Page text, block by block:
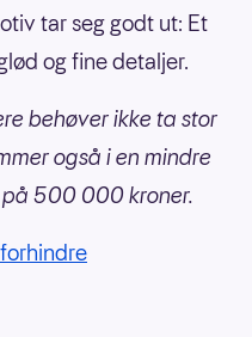
tar seg godt ut: Et
og fine detaljer.
behøver ikke ta stor
også i en mindre
500 000 kroner.